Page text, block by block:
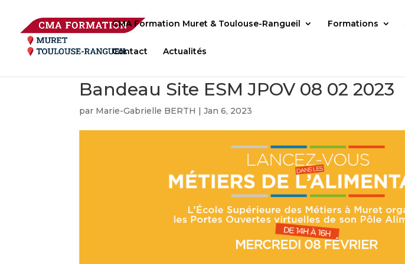
CMA Formation Muret & Toulouse-Rangueil Formations
Contact Actualités
Bandeau Site ESM JPOV 08 02 2023
par Marie-Gabrielle BERTH |Jan 6, 2023